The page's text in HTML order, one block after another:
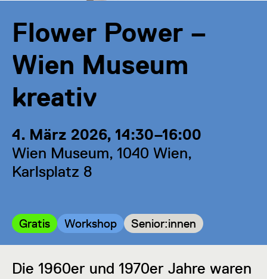
Flower Power –
Wien Museum
kreativ
4. März 2026, 14:30–16:00
Wien Museum, 1040 Wien,
Karlsplatz 8
Kategorie:
Gratis Kategorie:
Workshop Kategorie:
Senior:innen
Die 1960er und 1970er Jahre waren